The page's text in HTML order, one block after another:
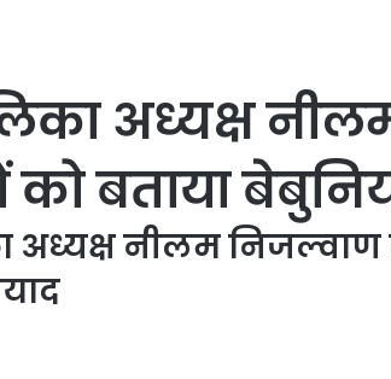
अध्यक्ष
बताया
अध्यक्ष नीलम निजल्वाण